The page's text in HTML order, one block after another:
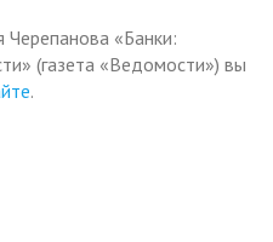
«Банки:
(газета «Ведомости») вы
.